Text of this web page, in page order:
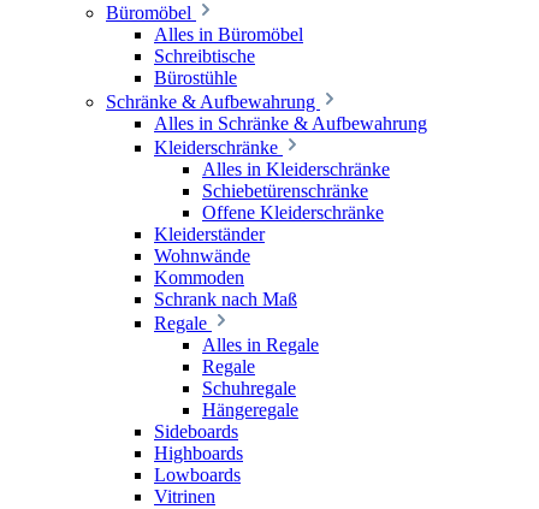
Büromöbel
Alles in Büromöbel
Schreibtische
Bürostühle
Schränke & Aufbewahrung
Alles in Schränke & Aufbewahrung
Kleiderschränke
Alles in Kleiderschränke
Schiebetürenschränke
Offene Kleiderschränke
Kleiderständer
Wohnwände
Kommoden
Schrank nach Maß
Regale
Alles in Regale
Regale
Schuhregale
Hängeregale
Sideboards
Highboards
Lowboards
Vitrinen